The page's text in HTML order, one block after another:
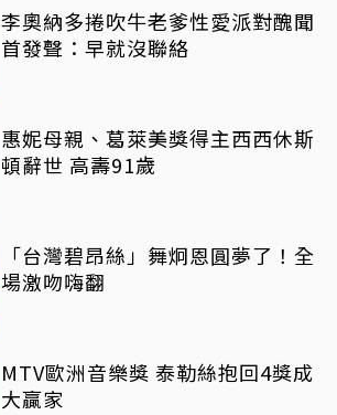
李奧納多捲吹牛老爹性愛派對醜聞
首發聲：早就沒聯絡
惠妮母親、葛萊美獎得主西西休斯
頓辭世 高壽91歲
「台灣碧昂絲」舞炯恩圓夢了！全
場激吻嗨翻
MTV歐洲音樂獎 泰勒絲抱回4獎成
大贏家